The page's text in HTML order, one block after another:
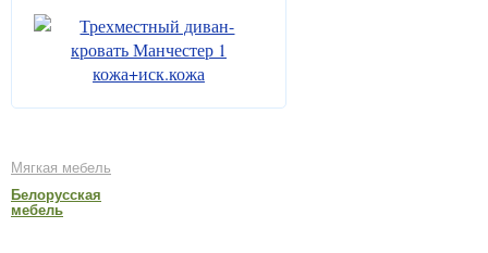
Мягкая мебель
Белорусская
мебель